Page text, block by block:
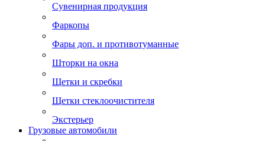
Сувенирная продукция
Фаркопы
Фары доп. и противотуманные
Шторки на окна
Щетки и скребки
Щетки стеклоочистителя
Экстерьер
Грузовые автомобили